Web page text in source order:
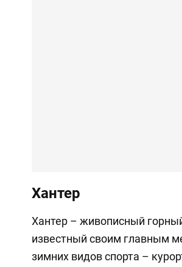
Хантер
Хантер – живописный
известный своим главным
зимних видов спорта –